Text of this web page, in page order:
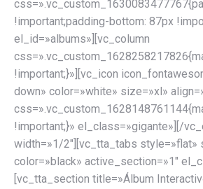
!important;padding-bottom: 87px
el_id=»albums»][vc_column
!important;}»][vc_icon
down» color=»white» size=»xl»
!important;}» el_class=»gigante»][/
width=»1/2″][vc_tta_tabs style=»flat»
color=»black» active_section=»1″
[vc_tta_section title=»Álbum